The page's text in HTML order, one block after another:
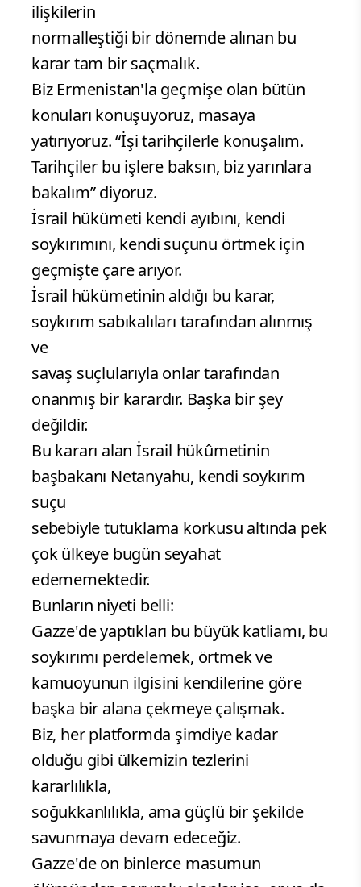
ilişkilerin
normalleştiği bir dönemde alınan bu
karar tam bir saçmalık.
Biz Ermenistan'la geçmişe olan bütün
konuları konuşuyoruz, masaya
yatırıyoruz. “İşi tarihçilerle konuşalım.
Tarihçiler bu işlere baksın, biz yarınlara
bakalım” diyoruz.
İsrail hükümeti kendi ayıbını, kendi
soykırımını, kendi suçunu örtmek için
geçmişte çare arıyor.
İsrail hükümetinin aldığı bu karar,
soykırım sabıkalıları tarafından alınmış
ve
savaş suçlularıyla onlar tarafından
onanmış bir karardır. Başka bir şey
değildir.
Bu kararı alan İsrail hükûmetinin
başbakanı Netanyahu, kendi soykırım
suçu
sebebiyle tutuklama korkusu altında pek
çok ülkeye bugün seyahat
edememektedir.
Bunların niyeti belli:
Gazze'de yaptıkları bu büyük katliamı, bu
soykırımı perdelemek, örtmek ve
kamuoyunun ilgisini kendilerine göre
başka bir alana çekmeye çalışmak.
Biz, her platformda şimdiye kadar
olduğu gibi ülkemizin tezlerini
kararlılıkla,
soğukkanlılıkla, ama güçlü bir şekilde
savunmaya devam edeceğiz.
Gazze'de on binlerce masumun